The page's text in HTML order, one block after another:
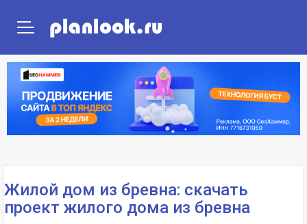
ГЛАВНАЯ
ПРОЕКТЫ ДОМОВ
ПРОЕКТЫ ПОСТРОЕК
Жилой дом из бревна: скачать
проект жилого дома из бревна